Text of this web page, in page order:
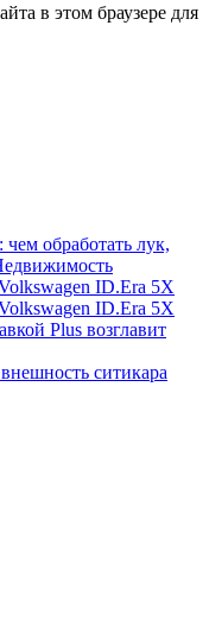
в этом браузере для
обработать лук,
ID.Era 5X
ID.Era 5X
Plus возглавит
ситикара